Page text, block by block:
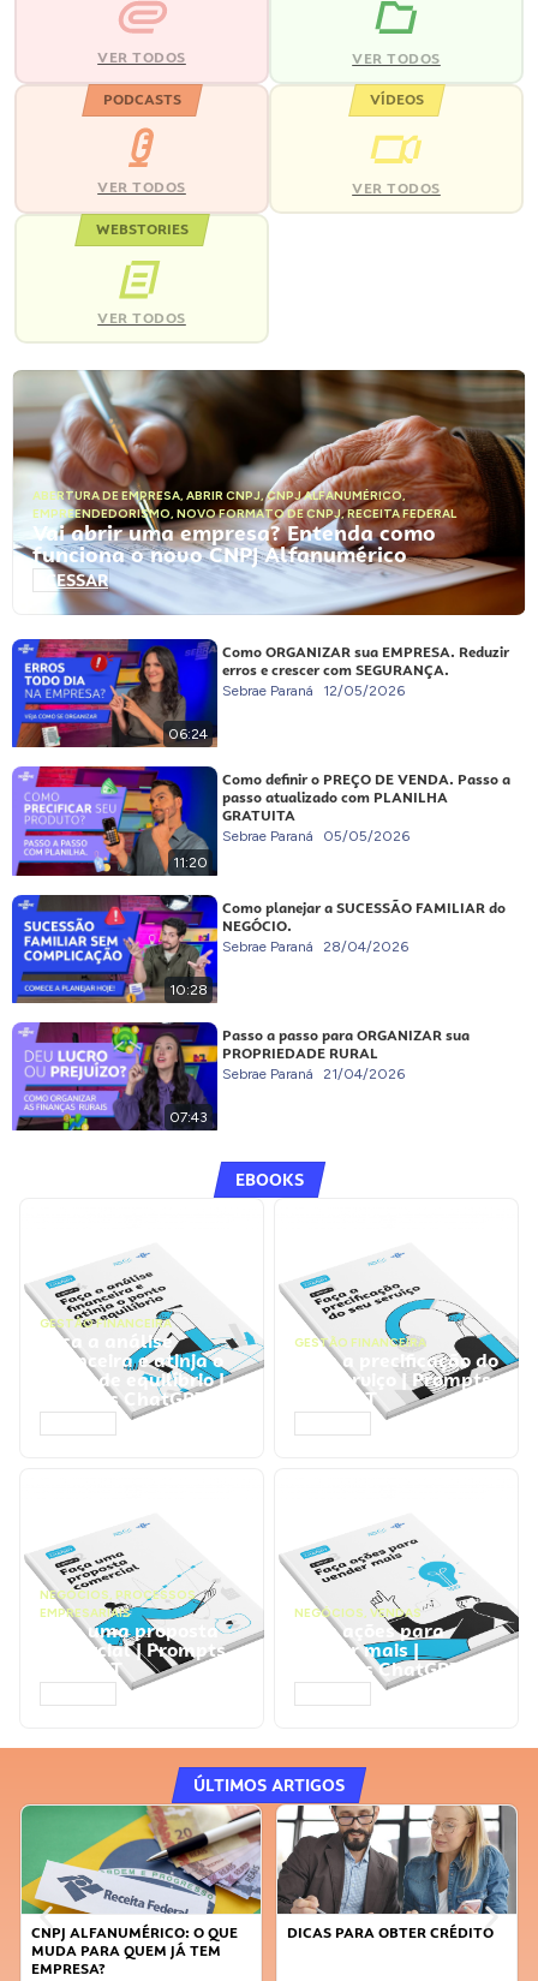
VER TODOS VER TODOS
PODCASTS
VER TODOS
VÍDEOS
VER TODOS
WEBSTORIES
VER TODOS
ABERTURA DE EMPRESA, ABRIR CNPJ,CNPJ ALFANUMÉRICO,
EMPREENDEDORISMO, NOVO FORMATO DE CNPJ,RECEITA FEDERAL
Vai abrir uma empresa? Entenda como
funciona o novo CNPJ Alfanumérico
ACESSAR
06:24
Como ORGANIZAR sua EMPRESA. Reduzir
erros e crescer com SEGURANÇA.
Sebrae Paraná 12/05/2026
11:20
Como definir o PREÇO DE VENDA. Passo a
passo atualizado com PLANILHA
GRATUITA
Sebrae Paraná 05/05/2026
10:28
Como planejar a SUCESSÃO FAMILIAR do
NEGÓCIO.
Sebrae Paraná 28/04/2026
07:43
Passo a passo para ORGANIZAR sua
PROPRIEDADE RURAL
Sebrae Paraná 21/04/2026
EBOOKS
GESTÃO FINANCEIRA
Faça a análise
financeira e atinja o
ponto de equilíbrio |
Prompts ChatGPT
GESTÃO FINANCEIRA
Faça a precificação do
seu serviço | Prompts
ChatGPT
NEGÓCIOS, PROCESSOS
EMPRESARIAIS
Faça uma proposta
comercial | Prompts
ChatGPT
NEGÓCIOS, VENDAS
Faça ações para
vender mais |
Prompts ChatGPT
ÚLTIMOS ARTIGOS
CNPJ ALFANUMÉRICO: O QUE
MUDA PARA QUEM JÁ TEM
EMPRESA?
DICAS PARA OBTER CRÉDITO